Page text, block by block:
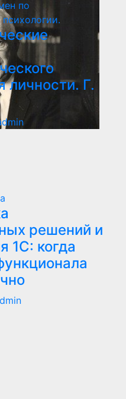
по
психологии.
личности. Г.
решений и
1С: когда